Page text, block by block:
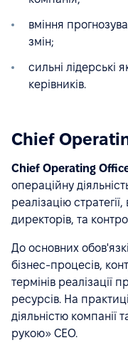
вміння
змін;
сильні лідерські
керівників.
Chief
Chief Operating
операційну
реалізацію
директорів, та
До основних
бізнес-процесів,
термінів реалізації
ресурсів. На
діяльністю компанії
рукою» CEO.